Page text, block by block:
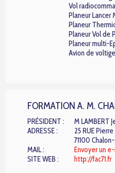
Vol
Planeur Lancer
Planeur
Planeur Vol de
Planeur multi-
Avion de voltige
FORMATION A. M.
PRÉSIDENT :
M LAMBERT
ADRESSE :
25 RUE
71100
MAIL :
Envoyer un
SITE WEB :
http://fac71.fr